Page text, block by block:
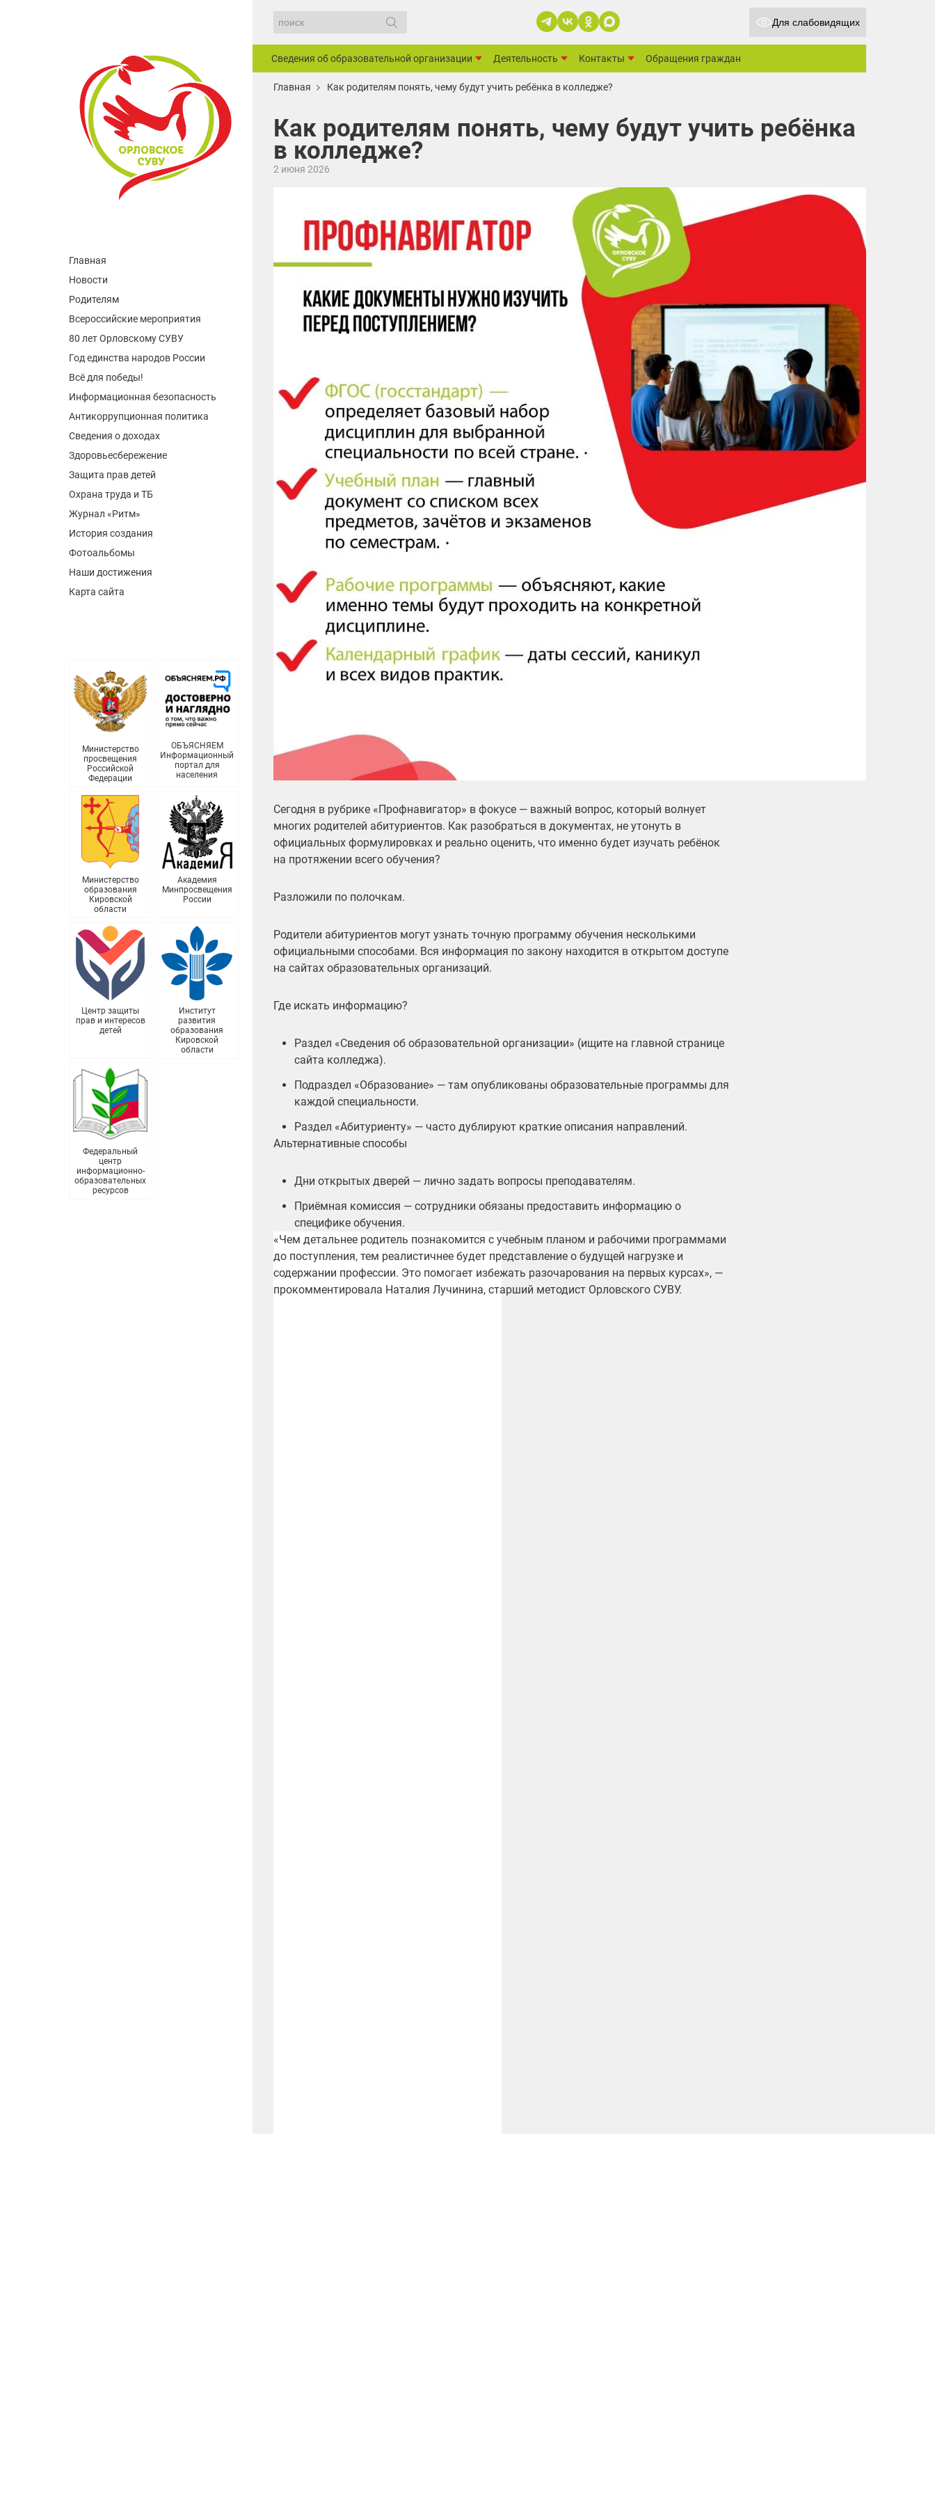
Главная
Новости
Родителям
Всероссийские мероприятия
80 лет Орловскому СУВУ
Год единства народов России
Всё для победы!
Информационная безопасность
Антикоррупционная политика
Сведения о доходах
Здоровьесбережение
Защита прав детей
Охрана труда и ТБ
Журнал «Ритм»
История создания
Фотоальбомы
Наши достижения
Карта сайта
Министерство
просвещения
Российской
Федерации
ОБЪЯСНЯЕМ
Информационный
портал для
населения
Министерство
образования
Кировской
области
Академия
Минпросвещения
России
Центр защиты
прав и интересов
детей
Институт
развития
образования
Кировской
области
Федеральный
центр
информационно-
образовательных
ресурсов
Для слабовидящих
Сведения об образовательной организации Деятельность Контакты Обращения граждан
Главная Как родителям понять, чему будут учить ребёнка в колледже?
Как родителям понять, чему будут учить ребёнка
в колледже?
2 июня 2026
Сегодня в рубрике «Профнавигатор» в фокусе — важный вопрос, который волнует
многих родителей абитуриентов. Как разобраться в документах, не утонуть в
официальных формулировках и реально оценить, что именно будет изучать ребёнок
на протяжении всего обучения?
Разложили по полочкам.
Родители абитуриентов могут узнать точную программу обучения несколькими
официальными способами. Вся информация по закону находится в открытом доступе
на сайтах образовательных организаций.
Где искать информацию?
Раздел «Сведения об образовательной организации» (ищите на главной странице
сайта колледжа).
Подраздел «Образование» — там опубликованы образовательные программы для
каждой специальности.
Раздел «Абитуриенту» — часто дублируют краткие описания направлений.
Альтернативные способы
Дни открытых дверей — лично задать вопросы преподавателям.
Приёмная комиссия — сотрудники обязаны предоставить информацию о
специфике обучения.
«Чем детальнее родитель познакомится с учебным планом и рабочими программами
до поступления, тем реалистичнее будет представление о будущей нагрузке и
содержании профессии. Это помогает избежать разочарования на первых курсах», —
прокомментировала Наталия Лучинина, старший методист Орловского СУВУ.